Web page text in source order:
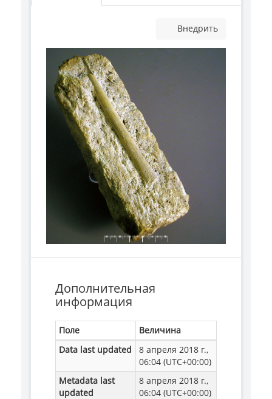
Внедрить
Дополнительная
информация
Поле
Величина
Data last updated
8 апреля 2018 г.,
06:04 (UTC+00:00)
Metadata last
updated
8 апреля 2018 г.,
06:04 (UTC+00:00)